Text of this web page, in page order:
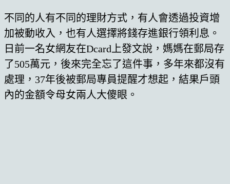
不同的人有不同的理財方式，有人會透過投資增
加被動收入，也有人選擇將錢存進銀行領利息。
日前一名女網友在Dcard上發文說，媽媽在郵局存
了505萬元，後來完全忘了這件事，多年來都沒有
處理，37年後被郵局專員提醒才想起，結果戶頭
內的金額令母女兩人大傻眼。